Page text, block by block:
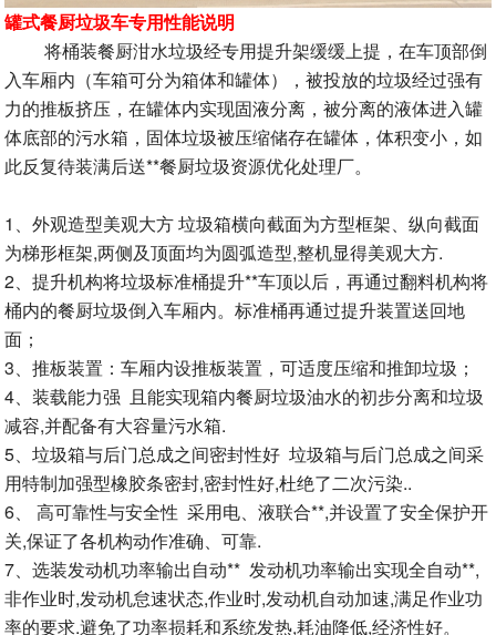
罐式餐厨垃圾车专用性能说明
将桶装餐厨泔水垃圾经专用提升架缓缓上提，在车顶部倒
入车厢内（车箱可分为箱体和罐体），被投放的垃圾经过强有
力的推板挤压，在罐体内实现固液分离，被分离的液体进入罐
体底部的污水箱，固体垃圾被压缩储存在罐体，体积变小，如
此反复待装满后送**餐厨垃圾资源优化处理厂。
1、外观造型美观大方 垃圾箱横向截面为方型框架、纵向截面
为梯形框架,两侧及顶面均为圆弧造型,整机显得美观大方.
2、提升机构将垃圾标准桶提升**车顶以后，再通过翻料机构将
桶内的餐厨垃圾倒入车厢内。标准桶再通过提升装置送回地
面；
3、推板装置：车厢内设推板装置，可适度压缩和推卸垃圾；
4、装载能力强 且能实现箱内餐厨垃圾油水的初步分离和垃圾
减容,并配备有大容量污水箱.
5、垃圾箱与后门总成之间密封性好 垃圾箱与后门总成之间采
用特制加强型橡胶条密封,密封性好,杜绝了二次污染..
6、 高可靠性与安全性 采用电、液联合**,并设置了安全保护开
关,保证了各机构动作准确、可靠.
7、选装发动机功率输出自动** 发动机功率输出实现全自动**,
非作业时,发动机怠速状态,作业时,发动机自动加速,满足作业功
率的要求.避免了功率损耗和系统发热,耗油降低,经济性好。